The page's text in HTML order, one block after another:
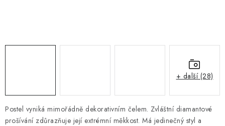
Postel vyniká mimořádně dekorativním čelem. Zvláštní diamantové
prošívání zdůrazňuje její extrémní měkkost. Má jedinečný styl a
+ další (28)